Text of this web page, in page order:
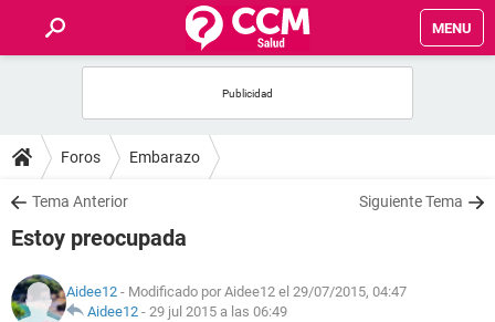
MENU
FOROS
SALUD
FAMILIA
NUTRICIÓN
Foros Embarazo
Tema Anterior Siguiente Tema
Estoy preocupada
Aidee12 - Modificado por Aidee12 el 29/07/2015, 04:47
Aidee12 - 29 jul 2015 a las 06:49